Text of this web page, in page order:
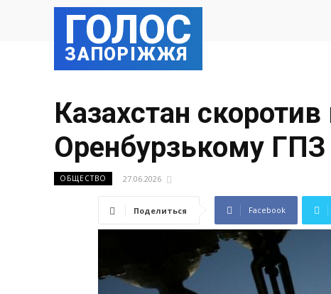
ГОЛОС
ЗАПОРІЖЖЯ
Казахстан
Оренбурзькому ГПЗ
ОБЩЕСТВО 27.06.2026
Поделиться Facebook